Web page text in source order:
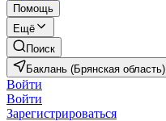
Помощь
Ещё
Поиск
Баклань (Брянская область)
Войти
Войти
Зарегистрироваться